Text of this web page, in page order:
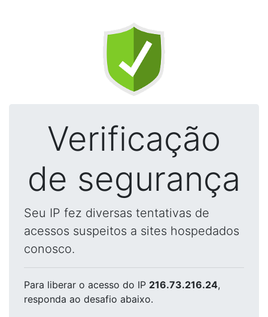
Verificação
de segurança
Seu IP fez diversas tentativas de
acessos suspeitos a sites hospedados
conosco.
Para liberar o acesso do IP 216.73.216.24,
responda ao desafio abaixo.